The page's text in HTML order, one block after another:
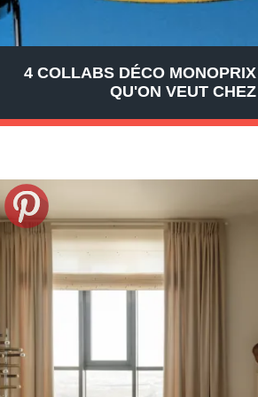
4 COLLABS DÉCO
QU'ON VEUT